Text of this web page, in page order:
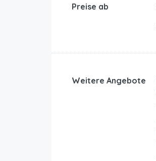
Preise ab
Weitere Angebote